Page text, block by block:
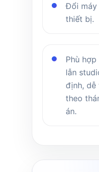
Đổi máy
thiết bị.
Phù
lẫn
định, dễ
theo
án.